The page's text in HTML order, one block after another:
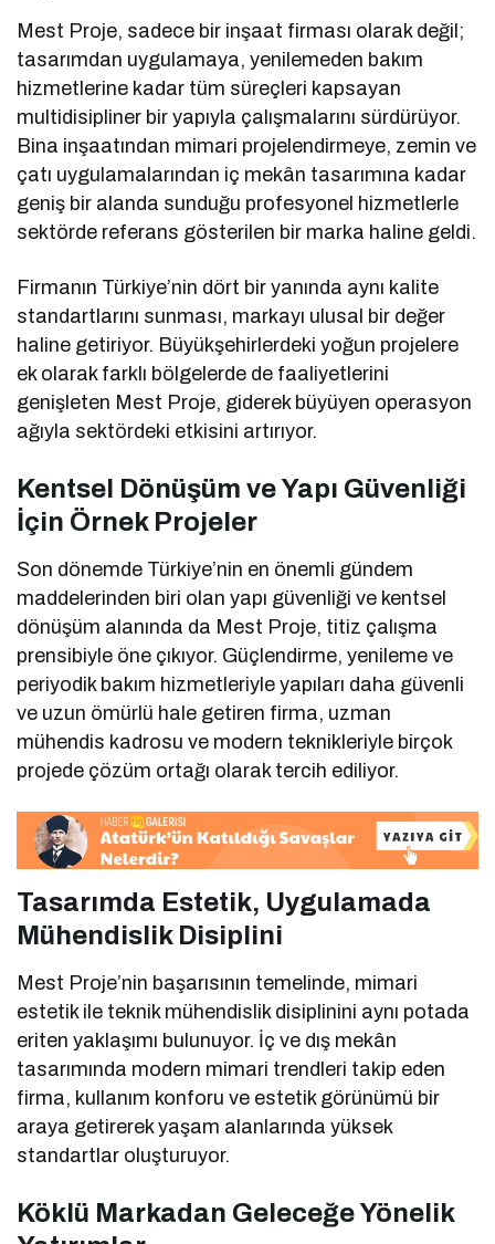
Mest Proje, sadece bir inşaat firması olarak değil;
tasarımdan uygulamaya, yenilemeden bakım
hizmetlerine kadar tüm süreçleri kapsayan
multidisipliner bir yapıyla çalışmalarını sürdürüyor.
Bina inşaatından mimari projelendirmeye, zemin ve
çatı uygulamalarından iç mekân tasarımına kadar
geniş bir alanda sunduğu profesyonel hizmetlerle
sektörde referans gösterilen bir marka haline geldi.
Firmanın Türkiye’nin dört bir yanında aynı kalite
standartlarını sunması, markayı ulusal bir değer
haline getiriyor. Büyükşehirlerdeki yoğun projelere
ek olarak farklı bölgelerde de faaliyetlerini
genişleten Mest Proje, giderek büyüyen operasyon
ağıyla sektördeki etkisini artırıyor.
Kentsel Dönüşüm ve Yapı Güvenliği
İçin Örnek Projeler
Son dönemde Türkiye’nin en önemli gündem
maddelerinden biri olan yapı güvenliği ve kentsel
dönüşüm alanında da Mest Proje, titiz çalışma
prensibiyle öne çıkıyor. Güçlendirme, yenileme ve
periyodik bakım hizmetleriyle yapıları daha güvenli
ve uzun ömürlü hale getiren firma, uzman
mühendis kadrosu ve modern teknikleriyle birçok
projede çözüm ortağı olarak tercih ediliyor.
Tasarımda Estetik, Uygulamada
Mühendislik Disiplini
Mest Proje’nin başarısının temelinde, mimari
estetik ile teknik mühendislik disiplinini aynı potada
eriten yaklaşımı bulunuyor. İç ve dış mekân
tasarımında modern mimari trendleri takip eden
firma, kullanım konforu ve estetik görünümü bir
araya getirerek yaşam alanlarında yüksek
standartlar oluşturuyor.
Köklü Markadan Geleceğe Yönelik